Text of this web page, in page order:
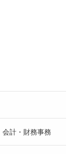
計・財務事務